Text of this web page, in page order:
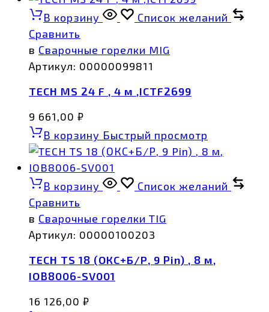
В корзину
Список желаний
Сравнить
в Сварочные горелки MIG
Артикул: 00000099811
TECH MS 24 F , 4 м ,ICTF2699
9 661,00 ₽
В корзину Быстрый просмотр
В корзину
Список желаний
Сравнить
в Сварочные горелки TIG
Артикул: 00000100203
TECH TS 18 (ОКС+Б/Р, 9 Pin) , 8 м,
IOB8006-SV001
16 126,00 ₽